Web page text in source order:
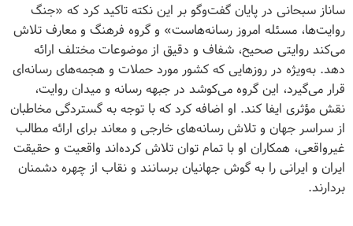
ساناز سبحانی در پایان گفت‌وگو بر این نکته تاکید کرد که «جنگ
روایت‌ها، مسئله امروز رسانه‌هاست» و گروه فرهنگ و معارف تلاش
می‌کند روایتی صحیح، شفاف و دقیق از موضوعات مختلف ارائه
دهد. به‌ویژه در روزهایی که کشور مورد حملات و هجمه‌های رسانه‌ای
قرار می‌گیرد، این گروه می‌کوشد در جبهه رسانه و میدان روایت،
نقش مؤثری ایفا کند. او اضافه کرد که با توجه به گستردگی مخاطبان
از سراسر جهان و تلاش رسانه‌های خارجی و معاند برای ارائه مطالب
غیرواقعی، همکاران او با تمام توان تلاش کرده‌اند واقعیت و حقیقت
ایران و ایرانی را به گوش جهانیان برسانند و نقاب از چهره دشمنان
بردارند.